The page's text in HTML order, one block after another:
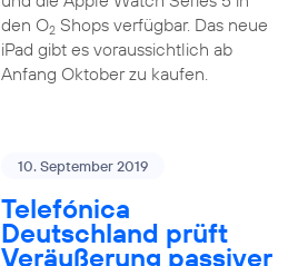
den O2Shops verfügbar. Das neue
iPad gibt es voraussichtlich ab
Anfang Oktober zu kaufen.
10. September 2019
Telefónica
Deutschland prüft
Veräußerung passiver